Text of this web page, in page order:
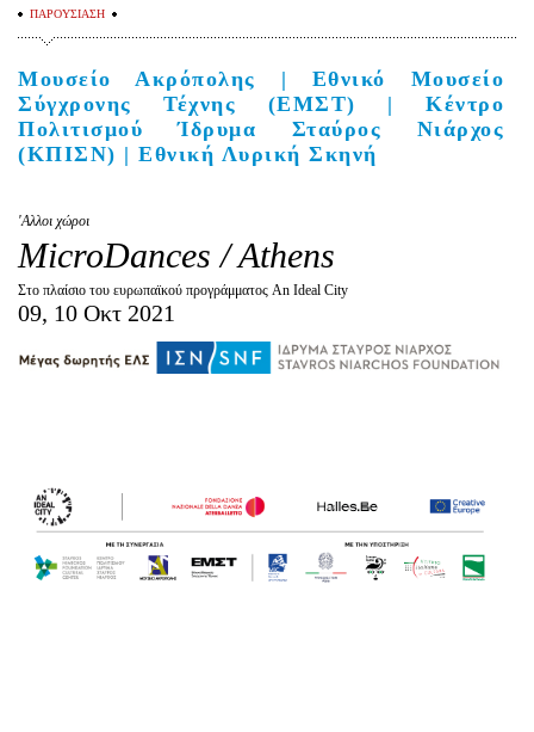
Αναζήτηση παραγγελίας
Προσωπικά Δεδομένα
Πληροφορίες
ΠΑΡΟΥΣΙΑΣΗ
Μουσείο Ακρόπολης | Εθνικό Μουσείο
Σύγχρονης Τέχνης (ΕΜΣΤ) | Κέντρο
Πολιτισμού Ίδρυμα Σταύρος Νιάρχος
(ΚΠΙΣΝ) | Εθνική Λυρική Σκηνή
'Aλλοι χώροι
MicroDances / Athens
Στο πλαίσιο του ευρωπαϊκού προγράμματος An Ideal City
09, 10 Οκτ 2021